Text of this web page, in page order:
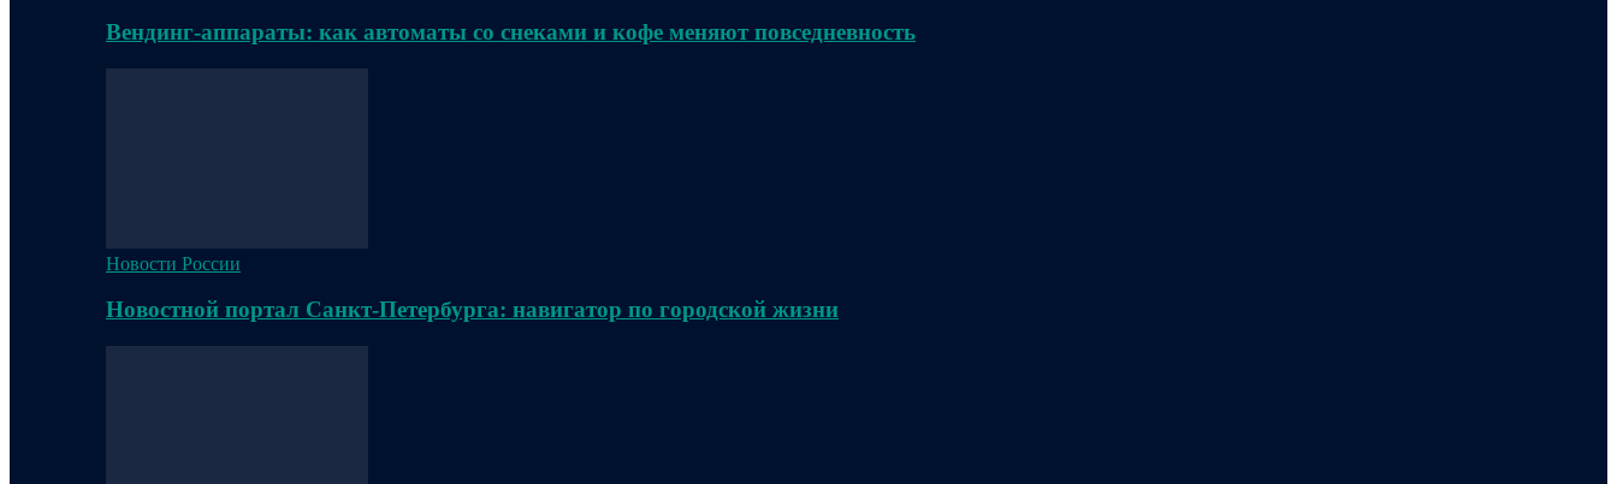
Вендинг-аппараты: как автоматы со снеками и кофе меняют повседневность
Новости России
Новостной портал Санкт-Петербурга: навигатор по городской жизни